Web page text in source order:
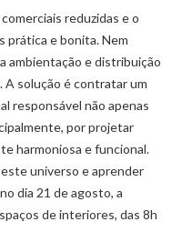
reduzidas e o
prática e bonita. Nem
ambientação e distribuição
A solução é contratar um
responsável não apenas
por projetar
harmoniosa e funcional.
universo e aprender
dia 21 de agosto, a
de interiores, das 8h